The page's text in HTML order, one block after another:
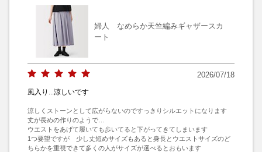
婦人 なめらか天竺編みギャザースカ
ート
2026/07/18
風入り...涼しいです
涼しくストーンとして広がらないのですっきりシルエットになります
丈が長めの作りのようで…
ウエストをあげて履いても歩いてると下がってきてしまいます
1つ要望ですが　少し丈短めサイズもあると身長とウエストサイズのど
ちらかを重視できて多くの人がサイズが選べるとおもいます